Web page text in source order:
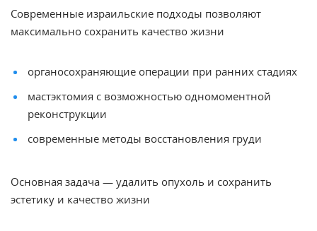
Современные израильские подходы позволяют
максимально сохранить качество жизни
органосохраняющие операции при ранних стадиях
мастэктомия с возможностью одномоментной
реконструкции
современные методы восстановления груди
Основная задача — удалить опухоль и сохранить
эстетику и качество жизни